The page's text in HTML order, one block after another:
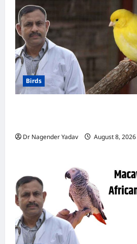
जानिए
टिप्स
Birds
Dr Nagender Yadav August 8, 2026